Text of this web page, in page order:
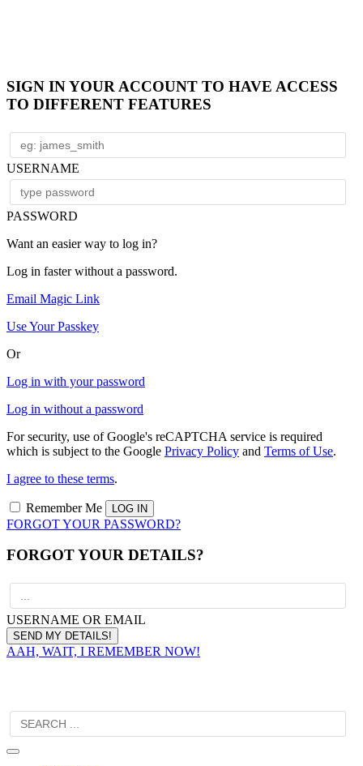
SIGN IN YOUR ACCOUNT TO HAVE ACCESS
TO DIFFERENT FEATURES
USERNAME
PASSWORD
Want an easier way to log in?
Log in faster without a password.
Email Magic Link
Use Your Passkey
Or
Log in with your password
Log in without a password
For security, use of Google's reCAPTCHA service is required
which is subject to the Google Privacy Policy and Terms of Use.
I agree to these terms.
Remember Me
FORGOT YOUR PASSWORD?
FORGOT YOUR DETAILS?
USERNAME OR EMAIL
AAH, WAIT, I REMEMBER NOW!